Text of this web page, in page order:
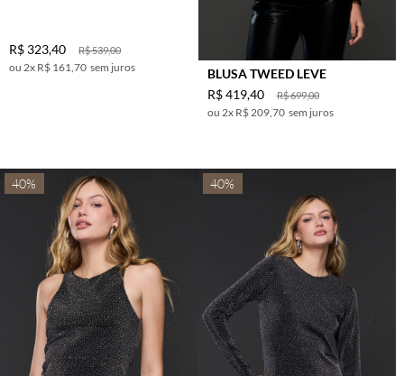
R$539,00
R$ 323,40
2x R$ 161,70 sem juros BLUSA TWEED LEVE
R$699,00
R$ 419,40
2x R$ 209,70 sem juros
40% 40%